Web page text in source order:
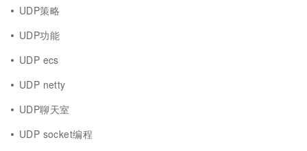
UDP策略
UDP功能
UDP ecs
UDP netty
UDP聊天室
UDP socket编程